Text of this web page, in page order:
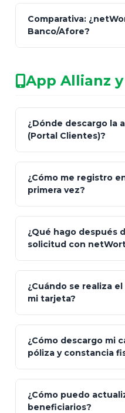
patrimonio con
redes sociales.
legalmente facultado
Comparativa:
Banco/Afore?
Característica
Fiscalidad
App Allianz
¿Dónde descargo la
(Portal Clientes)?
Client"
App Store (iOS)
¿Cómo me registro
primera vez?
Bienvenida
"¿Aún
Regístrate"
¿Qué hago después
solicitud con
¿Cuándo se realiza
mi tarjeta?
¿Cómo descargo mi
póliza y constancia
"Mis Pólizas"
¿Cómo puedo
beneficiarios?